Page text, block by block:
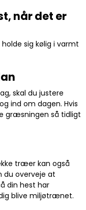
når det er
sig kølig i varmt
skal du justere
ind om dagen. Hvis
græsningen så tidligt
træer kan også
du overveje at
din hest har
blive miljøtrænet.